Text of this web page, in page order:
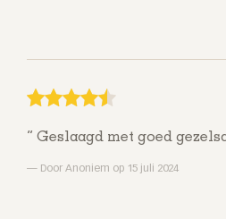
Geslaagd met goed
Door Anoniem op 15 juli 2024